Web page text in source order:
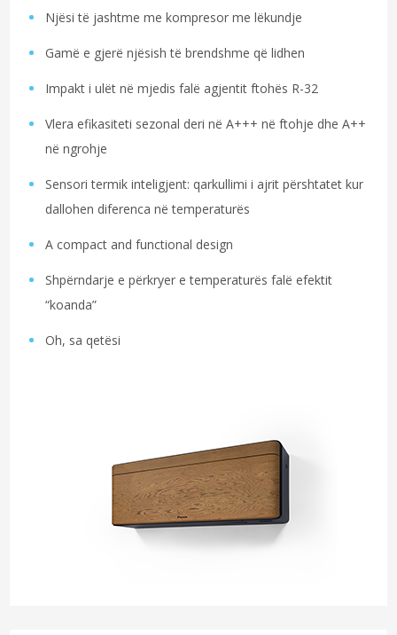
Njësi të jashtme me kompresor me lëkundje
Gamë e gjerë njësish të brendshme që lidhen
Impakt i ulët në mjedis falë agjentit ftohës R-32
Vlera efikasiteti sezonal deri në A+++ në ftohje dhe A++
në ngrohje
Sensori termik inteligjent: qarkullimi i ajrit përshtatet kur
dallohen diferenca në temperaturës
A compact and functional design
Shpërndarje e përkryer e temperaturës falë efektit
“koanda”
Oh, sa qetësi